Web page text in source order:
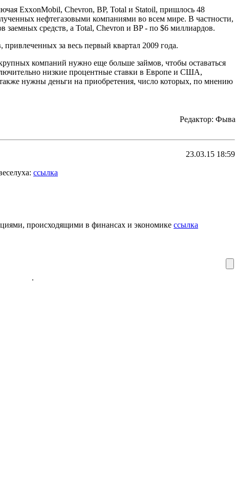
ExxonMobil, Chevron, BP, Total и Statoil, пришлось 48
нефтегазовыми компаниями во всем мире. В частности,
средств, а Total, Chevron и BP - по $6 миллиардов.
за весь первый квартал 2009 года.
компаний нужно еще больше займов, чтобы оставаться
низкие процентные ставки в Европе и США,
нужны деньги на приобретения, число которых, по мнению
Редактор: Фыва
23.03.15 18:59
ссылка
происходящими в финансах и экономике ссылка
.